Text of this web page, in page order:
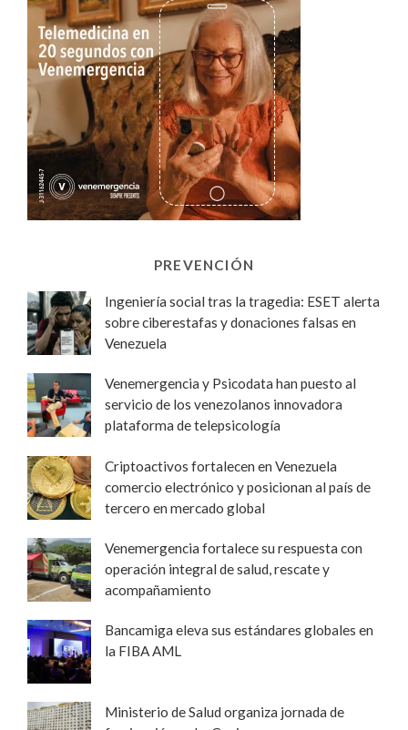
PREVENCIÓN
Ingeniería social tras la tragedia: ESET alerta
sobre ciberestafas y donaciones falsas en
Venezuela
Venemergencia y Psicodata han puesto al
servicio de los venezolanos innovadora
plataforma de telepsicología
Criptoactivos fortalecen en Venezuela
comercio electrónico y posicionan al país de
tercero en mercado global
Venemergencia fortalece su respuesta con
operación integral de salud, rescate y
acompañamiento
Bancamiga eleva sus estándares globales en
la FIBA AML
Ministerio de Salud organiza jornada de